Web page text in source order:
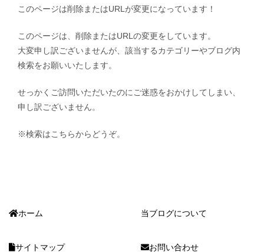
このページは削除またはURLが変更になっています！
このページは、削除またはURLの変更をしています。
大変申し訳ございませんが、該当するカテゴリーやブログ内
検索をお願いいたします。
せっかくご訪問いただいたのにご迷惑をおかけしてしまい、
申し訳ございません。
※検索はこちらからどうぞ。
ホーム 当ブログについて
サイトマップ お問い合わせ